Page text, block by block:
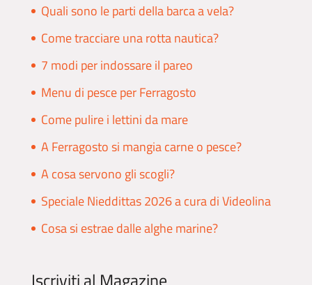
Quali sono le parti della barca a vela?
Come tracciare una rotta nautica?
7 modi per indossare il pareo
Menu di pesce per Ferragosto
Come pulire i lettini da mare
A Ferragosto si mangia carne o pesce?
A cosa servono gli scogli?
Speciale Nieddittas 2026 a cura di Videolina
Cosa si estrae dalle alghe marine?